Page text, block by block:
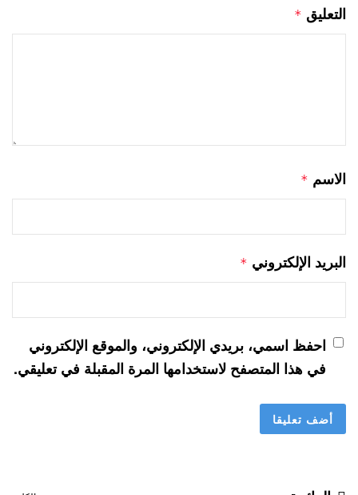
التعليق *
الاسم *
البريد الإلكتروني *
احفظ اسمي، بريدي الإلكتروني، والموقع الإلكتروني
في هذا المتصفح لاستخدامها المرة المقبلة في تعليقي.